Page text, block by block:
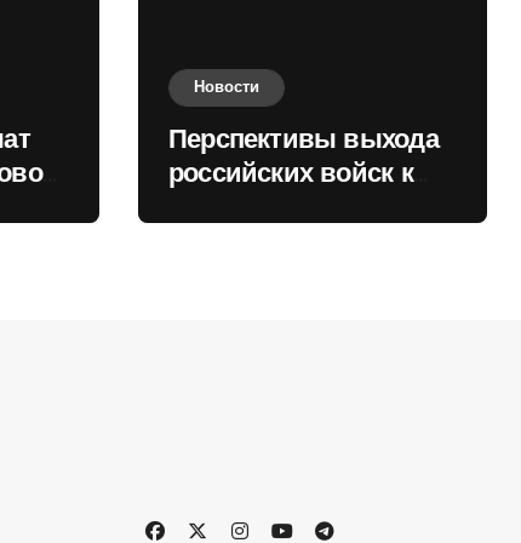
Новости
Перспективы выхода
российских войск к